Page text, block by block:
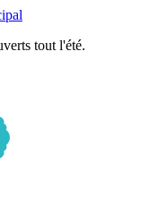
tout l'été.